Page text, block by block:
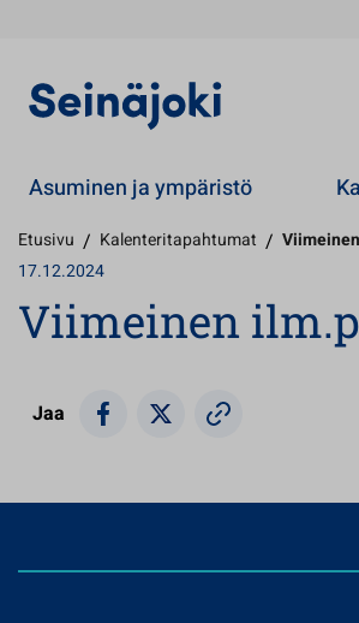
Asuminen ja ympäristö
Etusivu / Kalenteritapahtumat /
17.12.2024
Viimeinen
Jaa